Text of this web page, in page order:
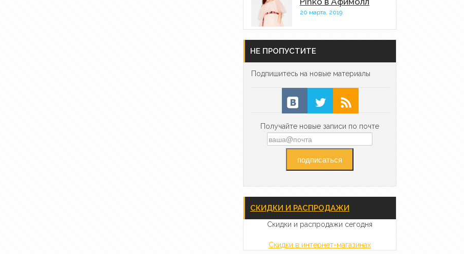
20 марта, 2019
НЕ ПРОПУСТИТЕ
Подпишитесь на новые материалы
Получайте новые записи по почте
СКИДКИ И РАСПРОДАЖИ
Скидки и распродажи сегодня
Скидки в интернет-магазинах